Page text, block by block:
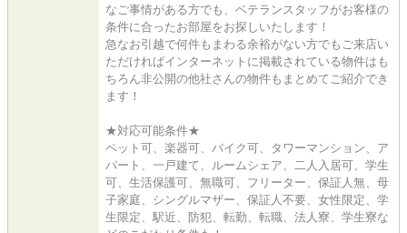
なご事情がある方でも、ベテランスタッフがお客様の
条件に合ったお部屋をお探しいたします！
急なお引越で何件もまわる余裕がない方でもご来店い
ただければインターネットに掲載されている物件はも
ちろん非公開の他社さんの物件もまとめてご紹介でき
ます！
★対応可能条件★
ペット可、楽器可、バイク可、タワーマンション、ア
パート、一戸建て、ルームシェア、二人入居可、学生
可、生活保護可、無職可、フリーター、保証人無、母
子家庭、シングルマザー、保証人不要、女性限定、学
生限定、駅近、防犯、転勤、転職、法人寮、学生寮な